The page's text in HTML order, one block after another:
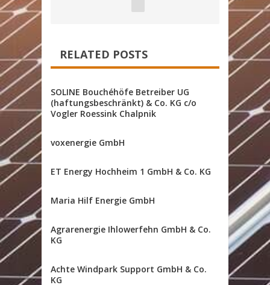
RELATED POSTS
SOLINE Bouchéhöfe Betreiber UG
(haftungsbeschränkt) & Co. KG c/o
Vogler Roessink Chalpnik
voxenergie GmbH
ET Energy Hochheim 1 GmbH & Co. KG
Maria Hilf Energie GmbH
Agrarenergie Ihlowerfehn GmbH & Co.
KG
Achte Windpark Support GmbH & Co.
KG